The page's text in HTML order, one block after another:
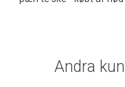
Andra